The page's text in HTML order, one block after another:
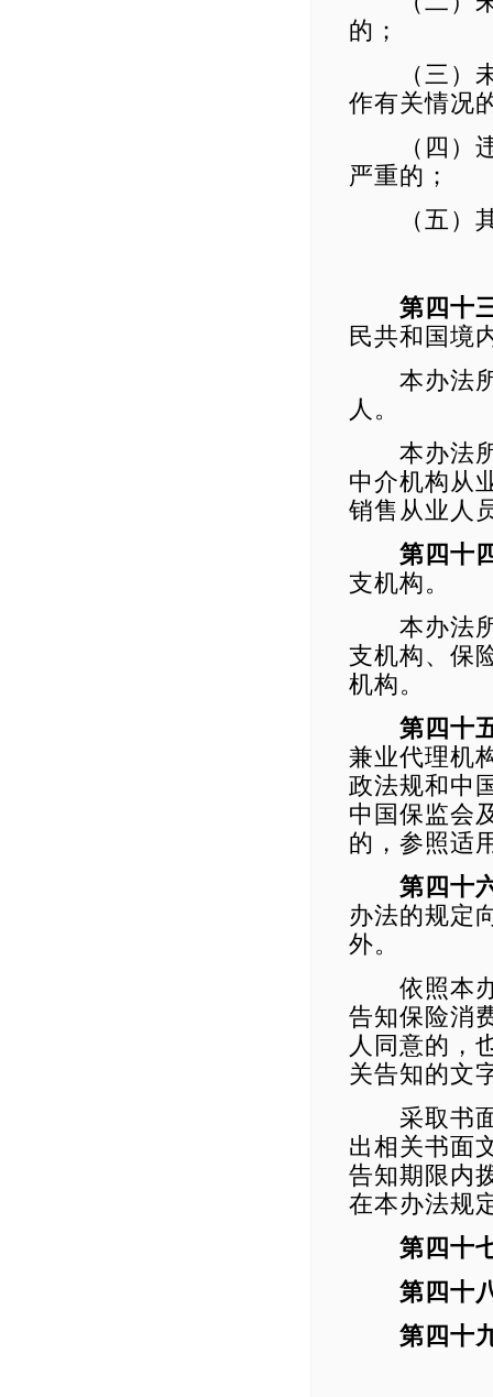
的；
（三）未
作有关情况
（四）违
严重的；
（五）其
第四十
民共和国境
本办法所
人。
本办法所
中介机构从
销售从业人
第四十
支机构。
本办法所
支机构、保
机构。
第四十
兼业代理机
政法规和中
中国保监会
的，参照适
第四十
办法的规定
外。
依照本办
告知保险消
人同意的，
关告知的文
采取书面
出相关书面
告知期限内
在本办法规
第四十
第四十
第四十